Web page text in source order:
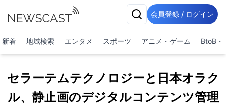
会員登録 / ログイン
新着 地域検索 エンタメ スポーツ アニメ・ゲーム BtoB・
セラーテムテクノロジーと日本オラク
ル、静止画のデジタルコンテンツ管理